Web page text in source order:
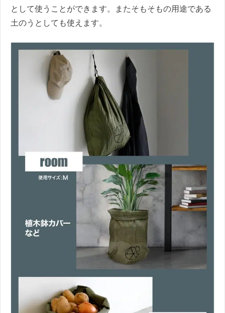
として使うことができます。またそもそもの用途である
土のうとしても使えます。